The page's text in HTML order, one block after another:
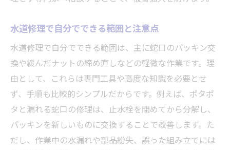
水道修理で自分でできる範囲と注意点
水道修理で自分でできる範囲は、主に蛇口のパッキン交
換や緩んだナットの締め直しなどの軽微な作業です。理
由として、これらは専門工具や高度な知識を必要とせ
ず、手順も比較的シンプルだからです。例えば、ポタポ
タと漏れる蛇口の修理は、止水栓を閉めてから分解し、
パッキンを新しいものに交換することで改善します。た
だし、作業中の水漏れや部品紛失、誤った組み立てには